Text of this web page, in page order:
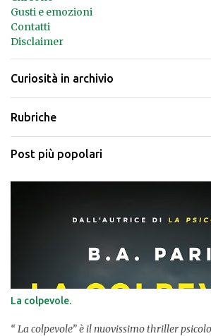
Gusti e emozioni
Contatti
Disclaimer
Curiosità in archivio
Rubriche
Post più popolari
La colpevole.
“ La colpevole” è il nuovissimo thriller